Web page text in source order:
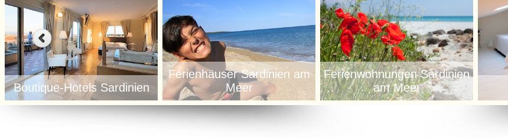
Boutique-Hotels Sardinien
Ferienhäuser Sardinien am
Meer
Ferienwohnungen Sardinien
am Meer